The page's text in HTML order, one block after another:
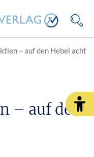
– auf den Hebel achten
– auf den